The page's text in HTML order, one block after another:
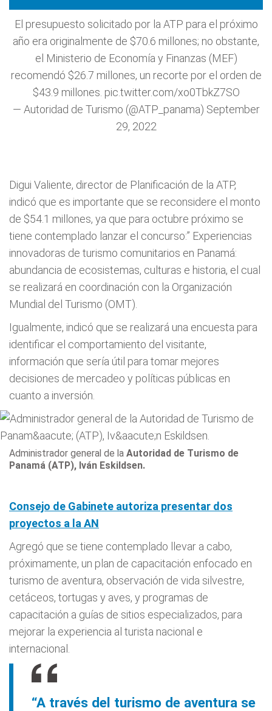
El presupuesto solicitado por la ATP para el próximo
año era originalmente de $70.6 millones; no obstante,
el Ministerio de Economía y Finanzas (MEF)
recomendó $26.7 millones, un recorte por el orden de
$43.9 millones. pic.twitter.com/xo0TbkZ7SO
— Autoridad de Turismo (@ATP_panama) September
29, 2022
Digui Valiente, director de Planificación de la ATP,
indicó que es importante que se reconsidere el monto
de $54.1 millones, ya que para octubre próximo se
tiene contemplado lanzar el concurso:” Experiencias
innovadoras de turismo comunitarios en Panamá:
abundancia de ecosistemas, culturas e historia, el cual
se realizará en coordinación con la Organización
Mundial del Turismo (OMT).
Igualmente, indicó que se realizará una encuesta para
identificar el comportamiento del visitante,
información que sería útil para tomar mejores
decisiones de mercadeo y políticas públicas en
cuanto a inversión.
Administrador general de la Autoridad de Turismo de
Panamá (ATP), Iván Eskildsen.
Consejo de Gabinete autoriza presentar dos
proyectos a la AN
Agregó que se tiene contemplado llevar a cabo,
próximamente, un plan de capacitación enfocado en
turismo de aventura, observación de vida silvestre,
cetáceos, tortugas y aves, y programas de
capacitación a guías de sitios especializados, para
mejorar la experiencia al turista nacional e
internacional.
“A través del turismo de aventura se